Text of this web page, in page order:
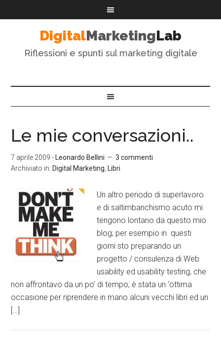
DigitalMarketingLab
Riflessioni e spunti sul marketing digitale
Le mie conversazioni..
7 aprile 2009 - Leonardo Bellini
3 commenti
Archiviato in: Digital Marketing Libri
Un altro periodo di superlavoro
e di saltimbanchismo acuto mi
tengono lontano da questo mio
blog; per esempio in questi
giorni sto preparando un
progetto / consulenza di Web
usability ed usability testing, che
non affrontavo da un po’ di tempo; è stata un ‘ottima
occasione per riprendere in mano alcuni vecchi libri ed un
[…]